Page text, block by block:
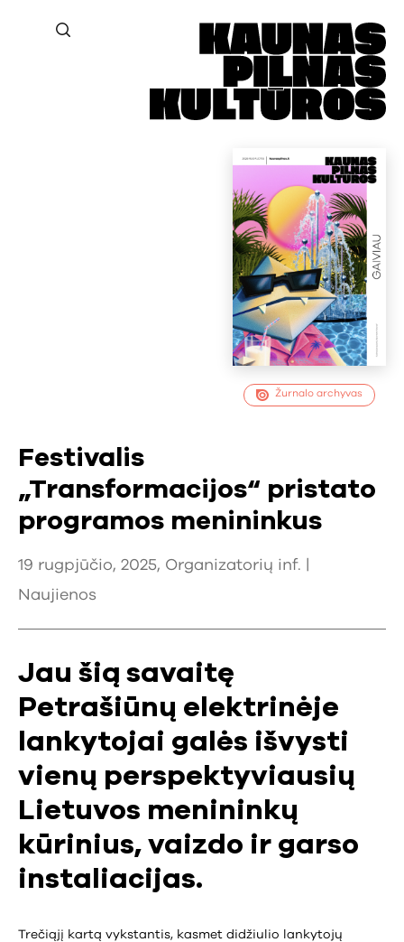
Žurnalo archyvas
Festivalis
„Transformacijos“ pristato
programos menininkus
19 rugpjūčio, 2025, Organizatorių inf. |
Naujienos
Jau šią savaitę
Petrašiūnų elektrinėje
lankytojai galės išvysti
vienų perspektyviausių
Lietuvos menininkų
kūrinius, vaizdo ir garso
instaliacijas.
Trečiąjį kartą vykstantis, kasmet didžiulio lankytojų